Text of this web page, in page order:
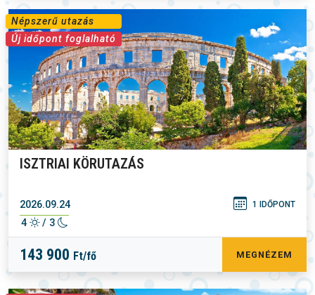
Népszerű utazás
Új időpont foglalható
ISZTRIAI KÖRUTAZÁS
2026.09.24 1 IDŐPONT
4 / 3
143 900 Ft/fő MEGNÉZEM